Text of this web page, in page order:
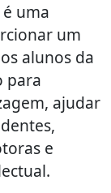
uma
um
alunos da
para
ajudar
e